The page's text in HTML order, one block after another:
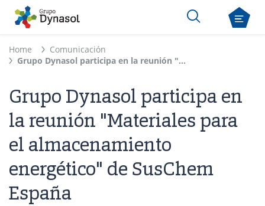
Home
Comunicación
Grupo Dynasol participa en la reunión "Materiales para el almacenamiento energético" de SusChem España
Grupo Dynasol participa en
la reunión "Materiales para
el almacenamiento
energético" de SusChem
España